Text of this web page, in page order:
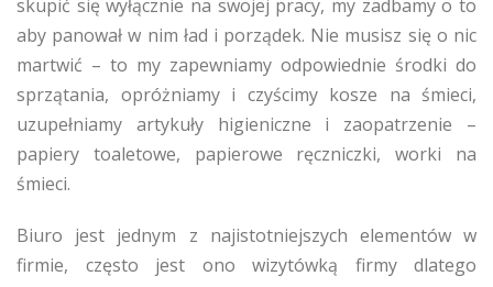
skupić się wyłącznie na swojej pracy, my zadbamy o to
aby panował w nim ład i porządek. Nie musisz się o nic
martwić – to my zapewniamy odpowiednie środki do
sprzątania, opróżniamy i czyścimy kosze na śmieci,
uzupełniamy artykuły higieniczne i zaopatrzenie –
papiery toaletowe, papierowe ręczniczki, worki na
śmieci.
Biuro jest jednym z najistotniejszych elementów w
firmie, często jest ono wizytówką firmy dlatego